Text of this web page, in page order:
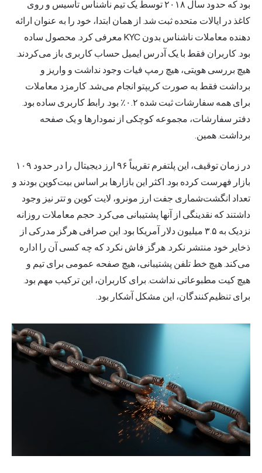
بود که حدود سال ۲۰۱۸ توسط یک تیم ناشناس تأسیس و روی
کاغذ در ایالات متحده ثبت شد. از همان ابتدا، خود را به عنوان ارائه
دهنده معاملات ناشناس بدون KYC معرفی کرد. محصول ساده
بود. کاربران فقط با یک آدرس ایمیل حساب کاربری باز می‌کردند.
هیچ بررسی هویتی، هیچ رمپ فیات وجود نداشت و واریز و
برداشت فقط به صورت کریپتو انجام می‌شد. کارمزد معاملات
برای همه سفارشات ثبت شده ۰.۲٪ بود. رابط کاربری ساده بود.
دفتر سفارشات، مجموعه کوچکی از نمودارها و یک صفحه
برداشت. همین.
در زمان توقیف، این پلتفرم تقریباً ۹۶ ارز دیجیتال
را در حدود ۱۰۹
بازار فهرست کرده بود. اکثر این بازارها بر اساس بیت‌کوین بودند و
تعداد انگشت‌شماری جفت ارز مونرو، لایت کوین و تتر نیز وجود
داشتند که نقدینگی از آنها پشتیبانی می‌کرد. حجم معاملات روزانه
نزدیک به ۳.۵ میلیون دلار آمریکا بود. این صرافی هرگز مدرکی از
ذخایر خود منتشر نکرد. هرگز فاش نکرد که چه کسی آن را اداره
می‌کند. هیچ خط تلفن پشتیبانی، هیچ صفحه عمومی برای تیم و
هیچ کیت مطبوعاتی نداشت. برای کاربران، این ترکیب مهم بود.
برای تنظیم‌کنندگان، این مشکل آشکار بود.